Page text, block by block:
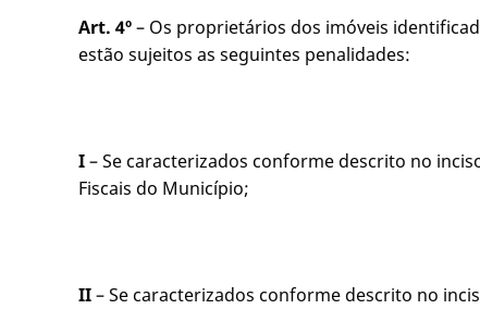
Art. 4º– Os proprietários dos imóveis
estão sujeitos as seguintes penalidades:
I– Se caracterizados conforme descrito no
Fiscais do Município;
II– Se caracterizados conforme descrito no